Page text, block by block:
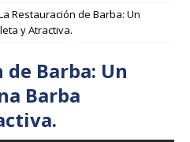
Restauración de Barba: Un
y Atractiva.
Barba: Un
Barba